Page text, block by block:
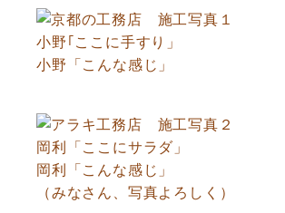
小野｢ここに手すり」
小野「こんな感じ」
岡利「ここにサラダ」
岡利「こんな感じ」
（みなさん、写真よろしく）